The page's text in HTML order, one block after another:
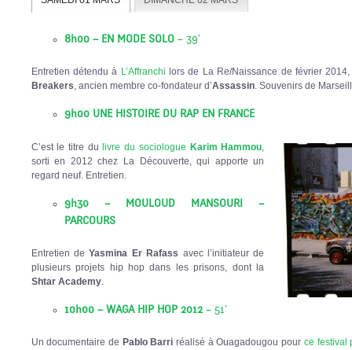
8h00 – EN MODE SOLO– 39′
Entretien détendu à L’Affranchi lors de La Re/Naissance de février
Breakers , ancien membre co-fondateur d’Assassin. Souvenirs de
9h00 UNE HISTOIRE DU RAP EN FRANCE
C’est le titre dulivre du sociologue Karim Hammou
sorti en 2012 chez La Découverte, qui apporte un
regard neuf. Entretien.
9h30 – MOULOUD MANSOURI –
PARCOURS
Entretien deYasmina Er Rafass avec l’initiateur de
plusieurs projets hip hop dans les prisons, dont la
Shtar Academy.
10h00 – WAGA HIP HOP 2012– 51′
Un documentaire de Pablo Barri réalisé à Ouagadougou pour ce festival